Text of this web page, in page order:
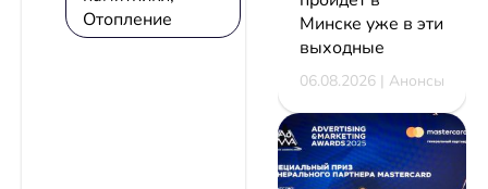
Отопление
Минске уже в эти
выходные
06.08.2026 | Анонсы